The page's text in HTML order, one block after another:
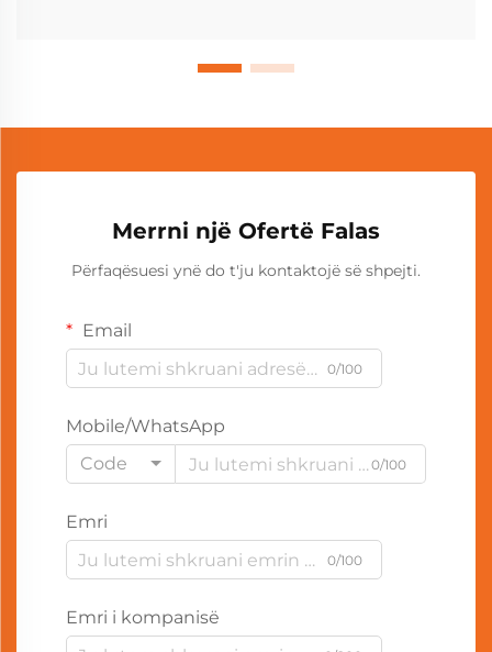
Merrni një Ofertë Falas
Përfaqësuesi ynë do t'ju kontaktojë së shpejti.
Email
0/100
Mobile/WhatsApp
Code
0/100
Emri
0/100
Emri i kompanisë